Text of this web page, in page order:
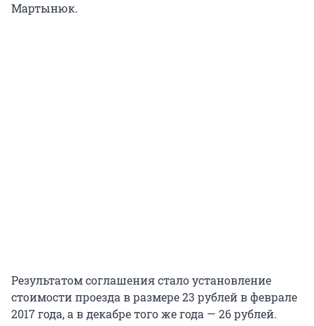
Мартынюк.
Результатом соглашения стало установление
стоимости проезда в размере 23 рублей в феврале
2017 года, а в декабре того же года — 26 рублей.